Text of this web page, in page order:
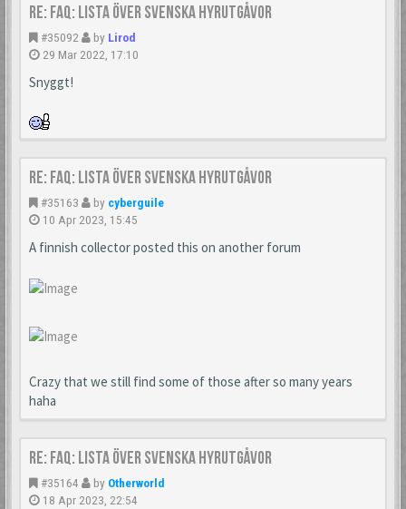
Re: FAQ: Lista över svenska hyrutgåvor
#35092 by Lirod
29 Mar 2022, 17:10
Snyggt!
Re: FAQ: Lista över svenska hyrutgåvor
#35163 by cyberguile
10 Apr 2023, 15:45
A finnish collector posted this on another forum
Crazy that we still find some of those after so many years
haha
Re: FAQ: Lista över svenska hyrutgåvor
#35164 by Otherworld
18 Apr 2023, 22:54